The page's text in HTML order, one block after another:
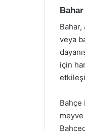
veya
için
Bahçe